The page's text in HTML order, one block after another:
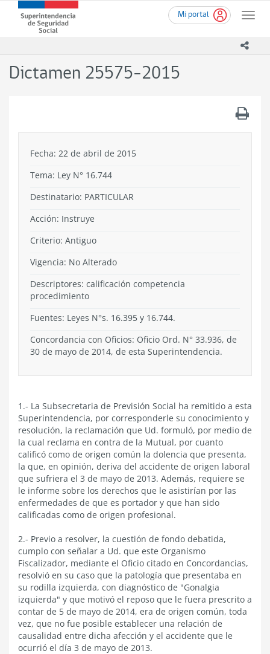
contenido
Mi portal
Toggle
Superintendencia
de
-
Dictamen 25575-2015
Fecha: 22 de abril de 2015
Tema: Ley N° 16.744
Destinatario: PARTICULAR
Acción: Instruye
Criterio: Antiguo
Vigencia: No Alterado
Descriptores: calificación competencia
procedimiento
Fuentes: Leyes N°s. 16.395 y 16.744.
Concordancia con Oficios: Oficio Ord. N° 33.936, de
30 de mayo de 2014, de esta Superintendencia.
1.- La Subsecretaria de Previsión Social ha remitido a esta
Superintendencia, por corresponderle su conocimiento y
resolución, la reclamación que Ud. formuló, por medio de
la cual reclama en contra de la Mutual, por cuanto
calificó como de origen común la dolencia que presenta,
la que, en opinión, deriva del accidente de origen laboral
que sufriera el 3 de mayo de 2013. Además, requiere se
le informe sobre los derechos que le asistirían por las
enfermedades de que es portador y que han sido
calificadas como de origen profesional.
2.- Previo a resolver, la cuestión de fondo debatida,
cumplo con señalar a Ud. que este Organismo
Fiscalizador, mediante el Oficio citado en Concordancias,
resolvió en su caso que la patología que presentaba en
su rodilla izquierda, con diagnóstico de "Gonalgia
izquierda" y que motivó el reposo que le fuera prescrito a
contar de 5 de mayo de 2014, era de origen común, toda
vez, que no fue posible establecer una relación de
causalidad entre dicha afección y el accidente que le
ocurrió el día 3 de mayo de 2013.